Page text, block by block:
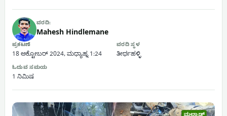
ವರದಿ:
Mahesh Hindlemane
ಪ್ರಕಟಣೆ
18 ಅಕ್ಟೋಬರ್ 2024, ಮಧ್ಯಾಹ್ನ 1:24
ವರದಿ ಸ್ಥಳ
ತೀರ್ಥಹಳ್ಳಿ
ಓದುವ ಸಮಯ
1 ನಿಮಿಷ